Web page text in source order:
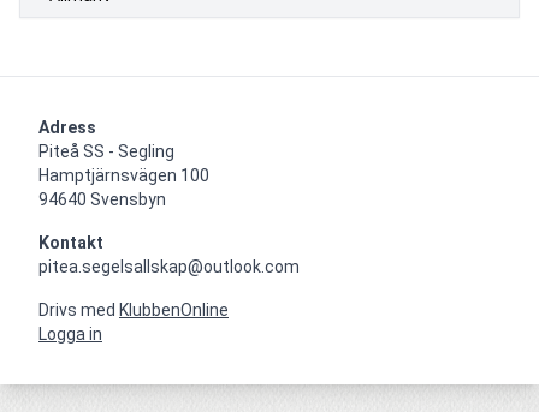
Adress
Piteå SS - Segling
Hamptjärnsvägen 100
94640 Svensbyn
Kontakt
pitea.segelsallskap@outlook.com
Drivs med KlubbenOnline
Logga in